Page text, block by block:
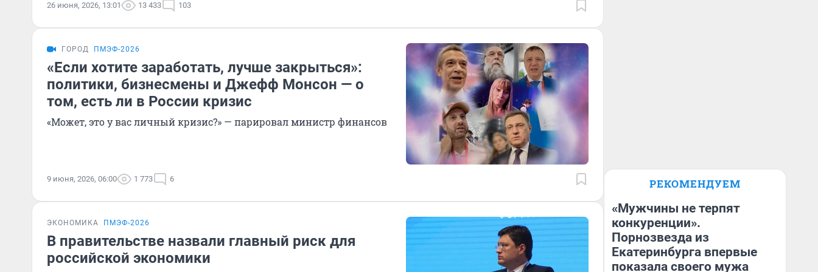
26 июня, 2026, 13:01 13 433 103
ГОРОД ПМЭФ-2026
«Если хотите заработать, лучше закрыться»:
политики, бизнесмены и Джефф Монсон — о
том, есть ли в России кризис
«Может, это у вас личный кризис?» — парировал министр финансов
9 июня, 2026, 06:00 1 773 6
ЭКОНОМИКА ПМЭФ-2026
В правительстве назвали главный риск для
российской экономики
РЕКОМЕНДУЕМ
«Мужчины не терпят
конкуренции».
Порнозвезда из
Екатеринбурга впервые
показала своего мужа